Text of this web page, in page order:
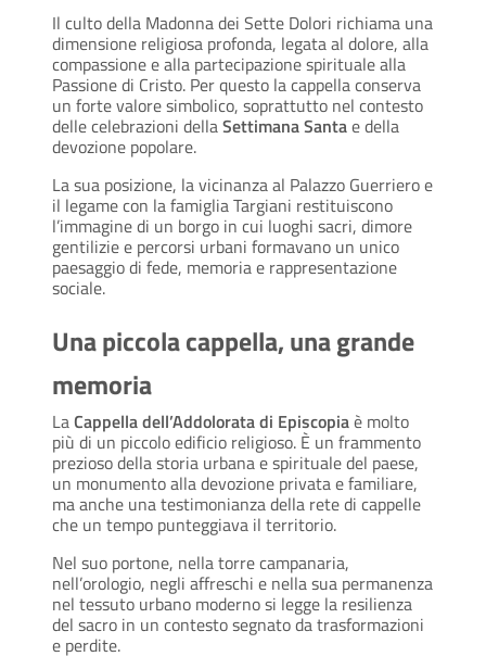
Il culto della Madonna dei Sette Dolori richiama una
dimensione religiosa profonda, legata al dolore, alla
compassione e alla partecipazione spirituale alla
Passione di Cristo. Per questo la cappella conserva
un forte valore simbolico, soprattutto nel contesto
delle celebrazioni dellaSettimana Santae della
devozione popolare.
La sua posizione, la vicinanza al Palazzo Guerriero e
il legame con la famiglia Targiani restituiscono
l’immagine di un borgo in cui luoghi sacri, dimore
gentilizie e percorsi urbani formavano un unico
paesaggio di fede, memoria e rappresentazione
sociale.
Una piccola cappella, una grande
memoria
LaCappella dell’Addolorata di Episcopiaè molto
più di un piccolo edificio religioso. È un frammento
prezioso della storia urbana e spirituale del paese,
un monumento alla devozione privata e familiare,
ma anche una testimonianza della rete di cappelle
che un tempo punteggiava il territorio.
Nel suo portone, nella torre campanaria,
nell’orologio, negli affreschi e nella sua permanenza
nel tessuto urbano moderno si legge la resilienza
del sacro in un contesto segnato da trasformazioni
e perdite.